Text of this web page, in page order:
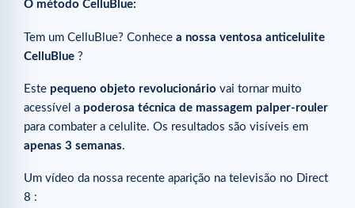
O método CelluBlue:
Tem um CelluBlue? Conhece a nossa ventosa anticelulite
CelluBlue ?
Este pequeno objeto revolucionário vai tornar muito
acessível a poderosa técnica de massagem palper-rouler
para combater a celulite. Os resultados são visíveis em
apenas 3 semanas.
Um vídeo da nossa recente aparição na televisão no Direct
8 :